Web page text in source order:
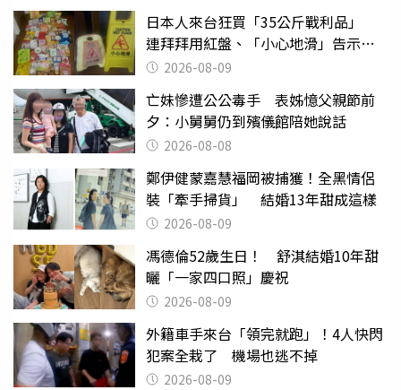
日本人來台狂買「35公斤戰利品」
連拜拜用紅盤、「小心地滑」告示牌
也帶回家
2026-08-09
亡妹慘遭公公毒手 表姊憶父親節前
夕：小舅舅仍到殯儀館陪她說話
2026-08-08
鄭伊健蒙嘉慧福岡被捕獲！全黑情侶
裝「牽手掃貨」 結婚13年甜成這樣
2026-08-09
馮德倫52歲生日！ 舒淇結婚10年甜
曬「一家四口照」慶祝
2026-08-09
外籍車手來台「領完就跑」！4人快閃
犯案全栽了 機場也逃不掉
2026-08-09